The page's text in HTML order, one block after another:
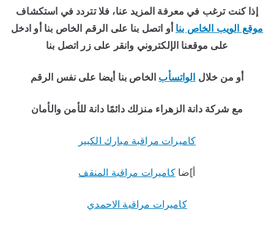
إذا كنت ترغب في معرفة المزيد عنا، فلا تتردد في استكشاف
موقع الويب الخاص بناأو اتصل بنا على الرقم الخاص بنا أو ادخل
على موقعنا الإلكتروني وانقر على زر اتصل بنا
أو من خلال الواتسأب الخاص بنا أيضا على نفس الرقم
مع شركة دانة الزهراء منزلك دائمًا دانة للأمن والأمان
كاميرات مراقبة مبارك الكبير
أ]ضاكاميرات مراقبة المنقف
كاميرات مراقبة الاحمدي